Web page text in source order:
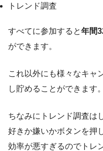
トレンド調査
すべてに参加すると年間
ができます。
これ以外にも様々なキャ
し貯めることができます。
ちなみにトレンド調査は
好きか嫌いかボタンを押
効率が悪すぎるのでトレ